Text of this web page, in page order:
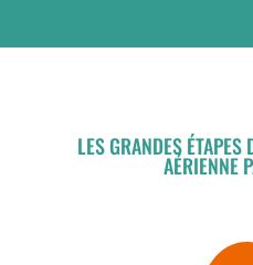
LES GRANDES
AÉRIENNE